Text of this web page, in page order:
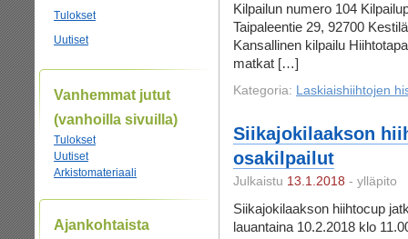
Tulokset
Uutiset
Vanhemmat jutut
(vanhoilla sivuilla)
Tulokset
Uutiset
Arkistomateriaali
Ajankohtaista
Kilpailun numero 104
Taipaleentie 29, 92700
Kansallinen kilpailu
matkat […]
Kategoria: Laskiaishiihtojen
Siikajokilaakson
osakilpailut
Julkaistu 13.1.2018 - ylläpito
Siikajokilaakson hiihtocup
lauantaina 10.2.2018 klo